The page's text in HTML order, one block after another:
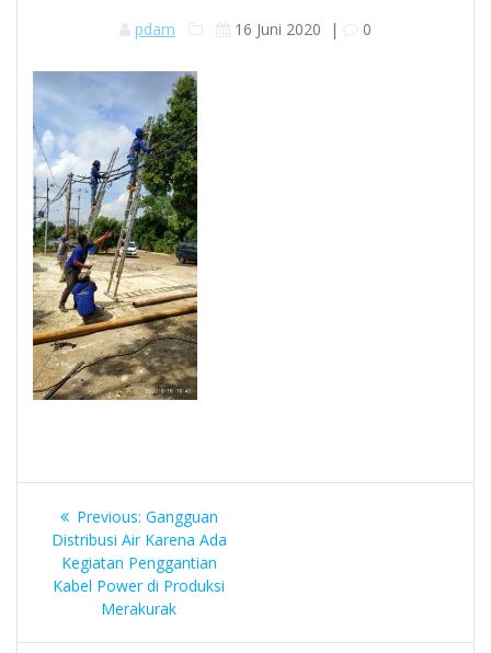
pdam 16 Juni 2020 | 0
Navigasi
pos
Previous: Previous
post:
Gangguan
Distribusi Air Karena Ada
Kegiatan Penggantian
Kabel Power di Produksi
Merakurak